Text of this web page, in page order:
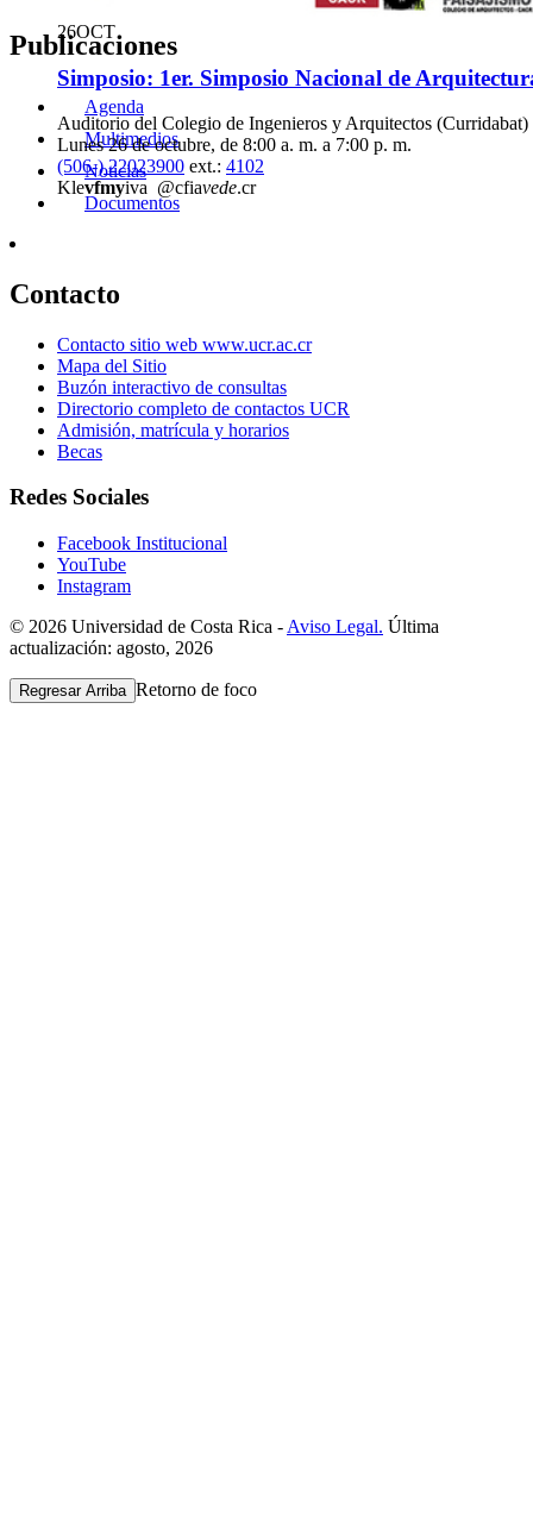
26OCT
Simposio: 1er. Simposio Nacional de
Auditorio del Colegio de Ingenieros y Arquitectos (Curridabat)
Lunes 26 de octubre, de 8:00 a. m. a 7:00 p. m.
(506-) 22023900 ext.: 4102
Klevfmyiva @cfiavede.cr
Publicaciones
Agenda
Multimedios
Noticias
Documentos
Contacto
Contacto sitio web www.ucr.ac.cr
Mapa del Sitio
Buzón interactivo de consultas
Directorio completo de contactos UCR
Admisión, matrícula y horarios
Becas
Redes Sociales
Facebook Institucional
YouTube
Instagram
© 2026 Universidad de Costa Rica - Aviso Legal. Última
actualización: agosto, 2026
Regresar Arriba Retorno de foco